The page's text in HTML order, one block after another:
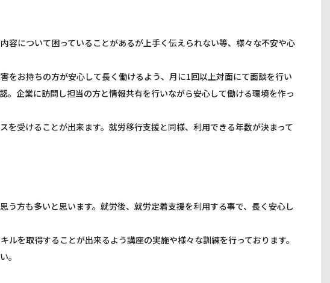
について困っていることがあるが上手く伝えられない等、様々な不安や心
お持ちの方が安心して長く働けるよう、月に1回以上対面にて面談を行い
企業に訪問し担当の方と情報共有を行いながら安心して働ける環境を作っ
受けることが出来ます。就労移行支援と同様、利用できる年数が決まって
方も多いと思います。就労後、就労定着支援を利用する事で、長く安心し
を取得することが出来るよう講座の実施や様々な訓練を行っております。
。